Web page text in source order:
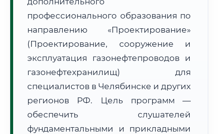
Расчет логистики оригиналов:
• Маршрут транзита:~1 363 км
• Экспресс-доставка СДЭК / Почтой:
2–3 рабочих дня
📜 Документы и аккредитация
профессионального образования по
направлению «Проектирование»
(Проектирование, сооружение и
эксплуатация газонефтепроводов и
газонефтехранилищ) для
специалистов в Челябинске и других
регионов РФ. Цель программ —
обеспечить слушателей
фундаментальными и прикладными